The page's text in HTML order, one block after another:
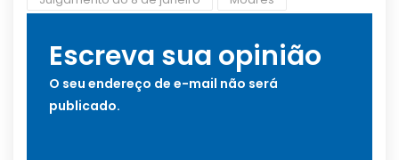
Escreva sua opinião
O seu endereço de e-mail não será
publicado.